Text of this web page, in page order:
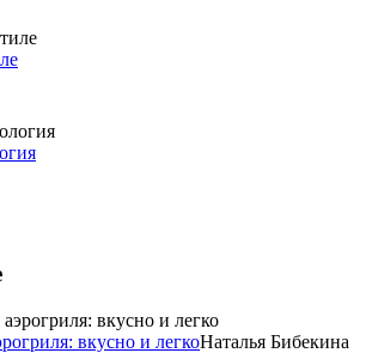
вкусно и легкоНаталья Бибекина